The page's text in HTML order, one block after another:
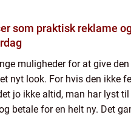
som praktisk reklame
muligheder for at give den
nyt look. For hvis den ikke
jo ikke altid, man har lyst
betale for en helt ny. Det